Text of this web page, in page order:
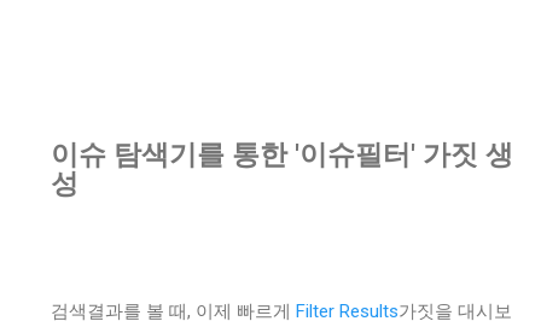
이슈 탐색기를 통한 '이슈필터' 가짓 생
성
검색결과를 볼 때, 이제 빠르게 Filter Results가짓을 대시보